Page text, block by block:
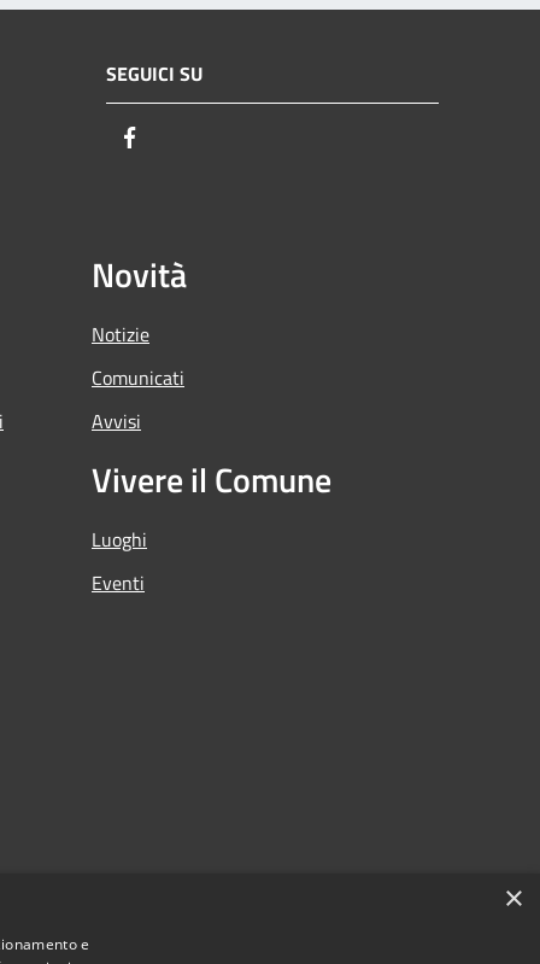
SEGUICI SU
Novità
Notizie
Comunicati
Avvisi
Vivere il Comune
Luoghi
Eventi
×
e